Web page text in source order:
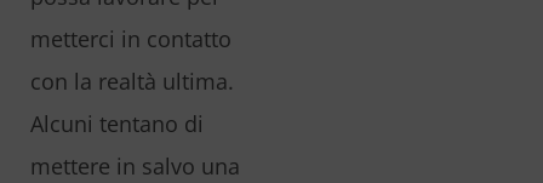
metterci in contatto
con la realtà ultima.
Alcuni tentano di
mettere in salvo una